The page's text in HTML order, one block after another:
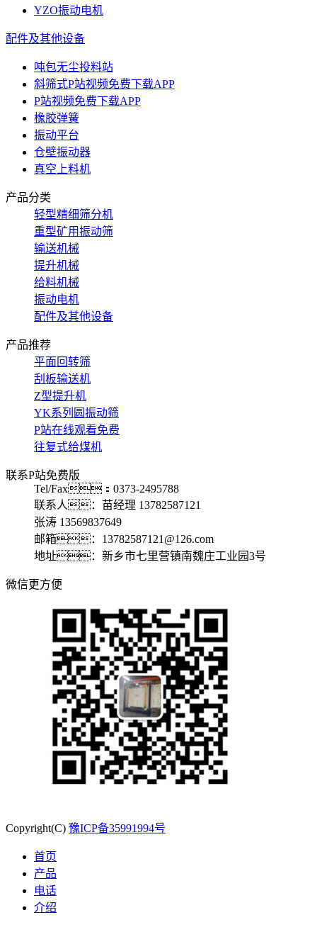
YZO振动电机
配件及其他设备
吨包无尘投料站
斜筛式P站视频免费下载APP
P站视频免费下载APP
橡胶弹簧
振动平台
仓壁振动器
真空上料机
产品分类
轻型精细筛分机
重型矿用振动筛
输送机械
提升机械
给料机械
振动电机
配件及其他设备
产品推荐
平面回转筛
刮板输送机
Z型提升机
YK系列圆振动筛
P站在线观看免费
往复式给煤机
联系P站免费版
Tel/Fax：0373-2495788
联系人：苗经理 13782587121
张涛 13569837649
邮箱：13782587121@126.com
地址：新乡市七里营镇南魏庄工业园3号
微信更方便
Copyright(C) 豫ICP备35991994号
首页
产品
电话
介绍